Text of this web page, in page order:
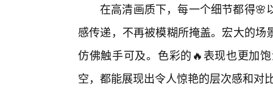
在高清画质下，每一个细节都得🌸
感传递，不再被模糊所掩盖。宏大的
仿佛触手可及。色彩的🔥表现也更加
空，都能展现出令人惊艳的层次感和对